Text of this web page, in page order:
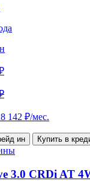
142 ₽/мес.
ин Купить в
3.0 CRDi AT